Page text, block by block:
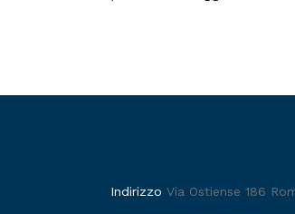
Indirizzo Via Ostiense 186